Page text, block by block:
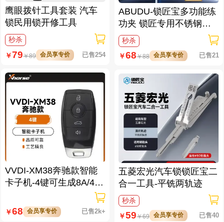
鹰眼拨针工具套装 汽车
锁民用锁开修工具
秒杀
￥79￥89 会员享专价 已售254
VVDI-XM38奔驰款智能
卡子机-4键可生成8A/4D/
46/47/49/4A/MQB48/MQ
B49等
￥68 会员享专价 已售2k+
ABUDU-锁匠宝多功能练
功夹 锁匠专用不锈钢练
功夹 锁具架子
秒杀
￥68￥88 会员享专价 已售21
五菱宏光汽车锁锁匠宝二
合一工具-平铣两轨迹
秒杀
￥59￥69 会员享专价 已售40